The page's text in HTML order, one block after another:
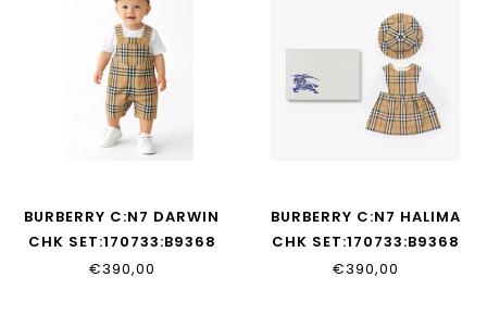
BURBERRY C:N7 DARWIN
CHK SET:170733:B9368
€390,00
BURBERRY C:N7 HALIMA
CHK SET:170733:B9368
€390,00